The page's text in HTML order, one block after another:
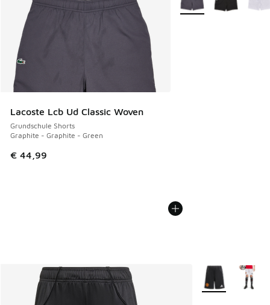
Lacoste Lcb Ud Classic Woven
Grundschule Shorts
Graphite - Graphite - Green
€ 44,99
Weitere Farben